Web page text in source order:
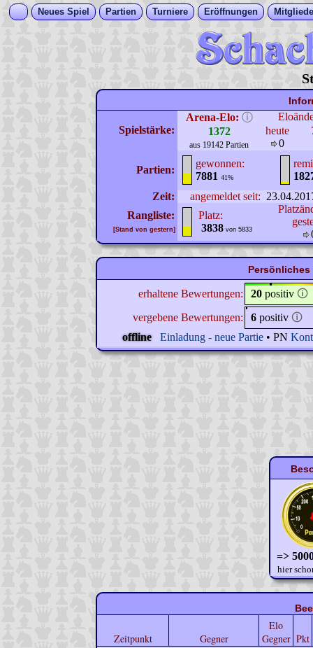
Neues Spiel Partien Turniere Eröffnungen
Spielstärke:
Arena-Elo: ⓘ
1372
aus 19142 Partien
heute
0
Partien:
gewonnen:
7881 41%
Zeit:
angemeldet seit:
Rangliste:
[Stand von gestern]
Platz:
3838 von 5833
erhaltene Bewertungen: 20 positiv 🛈
vergebene Bewertungen:
6 positiv 🛈
offline
Einladung - neue Partie • PN
=>
hier
Zeitpunkt Gegner
Elo
Gegner Pkt